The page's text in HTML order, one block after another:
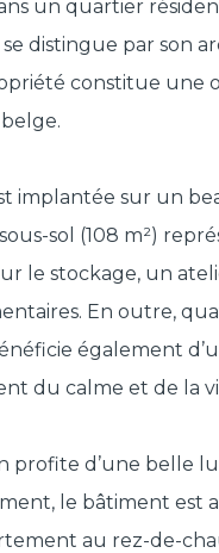
un quartier
se distingue par son
constitue une
implantée sur un
sol (108 m²)
le stockage, un
En outre,
également
du calme et de la
profite d’une belle
le bâtiment est
au rez-de-